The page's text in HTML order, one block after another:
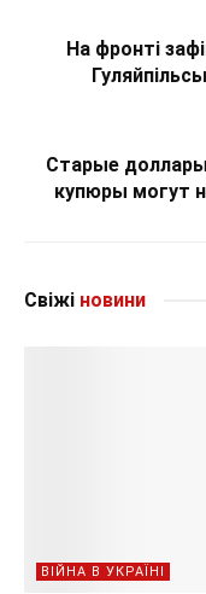
На фронті
Старые
купюры могут
Свіжі новини
ВІЙНА В УКРАЇНІ